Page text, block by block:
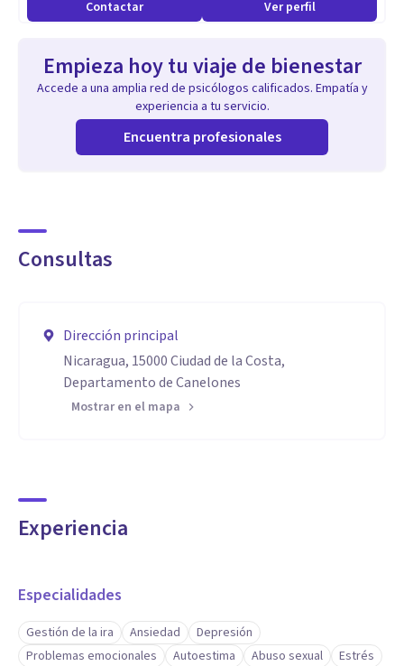
Trabajo con adolescentes, adultos y parejas.
discriminación), abuso sexual y violencia doméstica.
Acompañamientos en procesos de transición sexual.
Psicología laboral y orientación vocacional.
Trabajo con herramientas de PNL y Coaching
Contactar Ver perfil
Empieza hoy tu viaje de bienestar
Accede a una amplia red de psicólogos calificados. Empatía y
experiencia a tu servicio.
Encuentra profesionales
Consultas
Dirección principal
Nicaragua, 15000 Ciudad de la Costa,
Departamento de Canelones
Mostrar en el mapa
Experiencia
Especialidades
Gestión de la ira Ansiedad
Depresión
Problemas emocionales
Autoestima Abuso sexual
Estrés